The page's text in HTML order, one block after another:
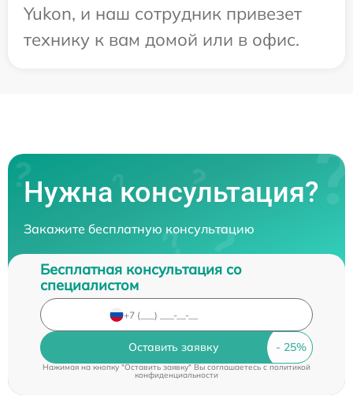
Yukon, и наш сотрудник привезет
технику к вам домой или в офис.
Нужна консультация?
Закажите бесплатную консультацию
Бесплатная консультация со
специалистом
Оставить заявку
Нажимая на кнопку "Оставить заявку" Вы соглашаетесь c политикой
конфиденциальности